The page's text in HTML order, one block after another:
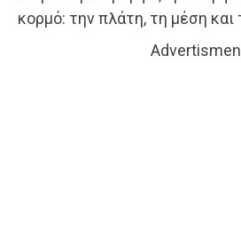
κορμό: την πλάτη, τη μέση και